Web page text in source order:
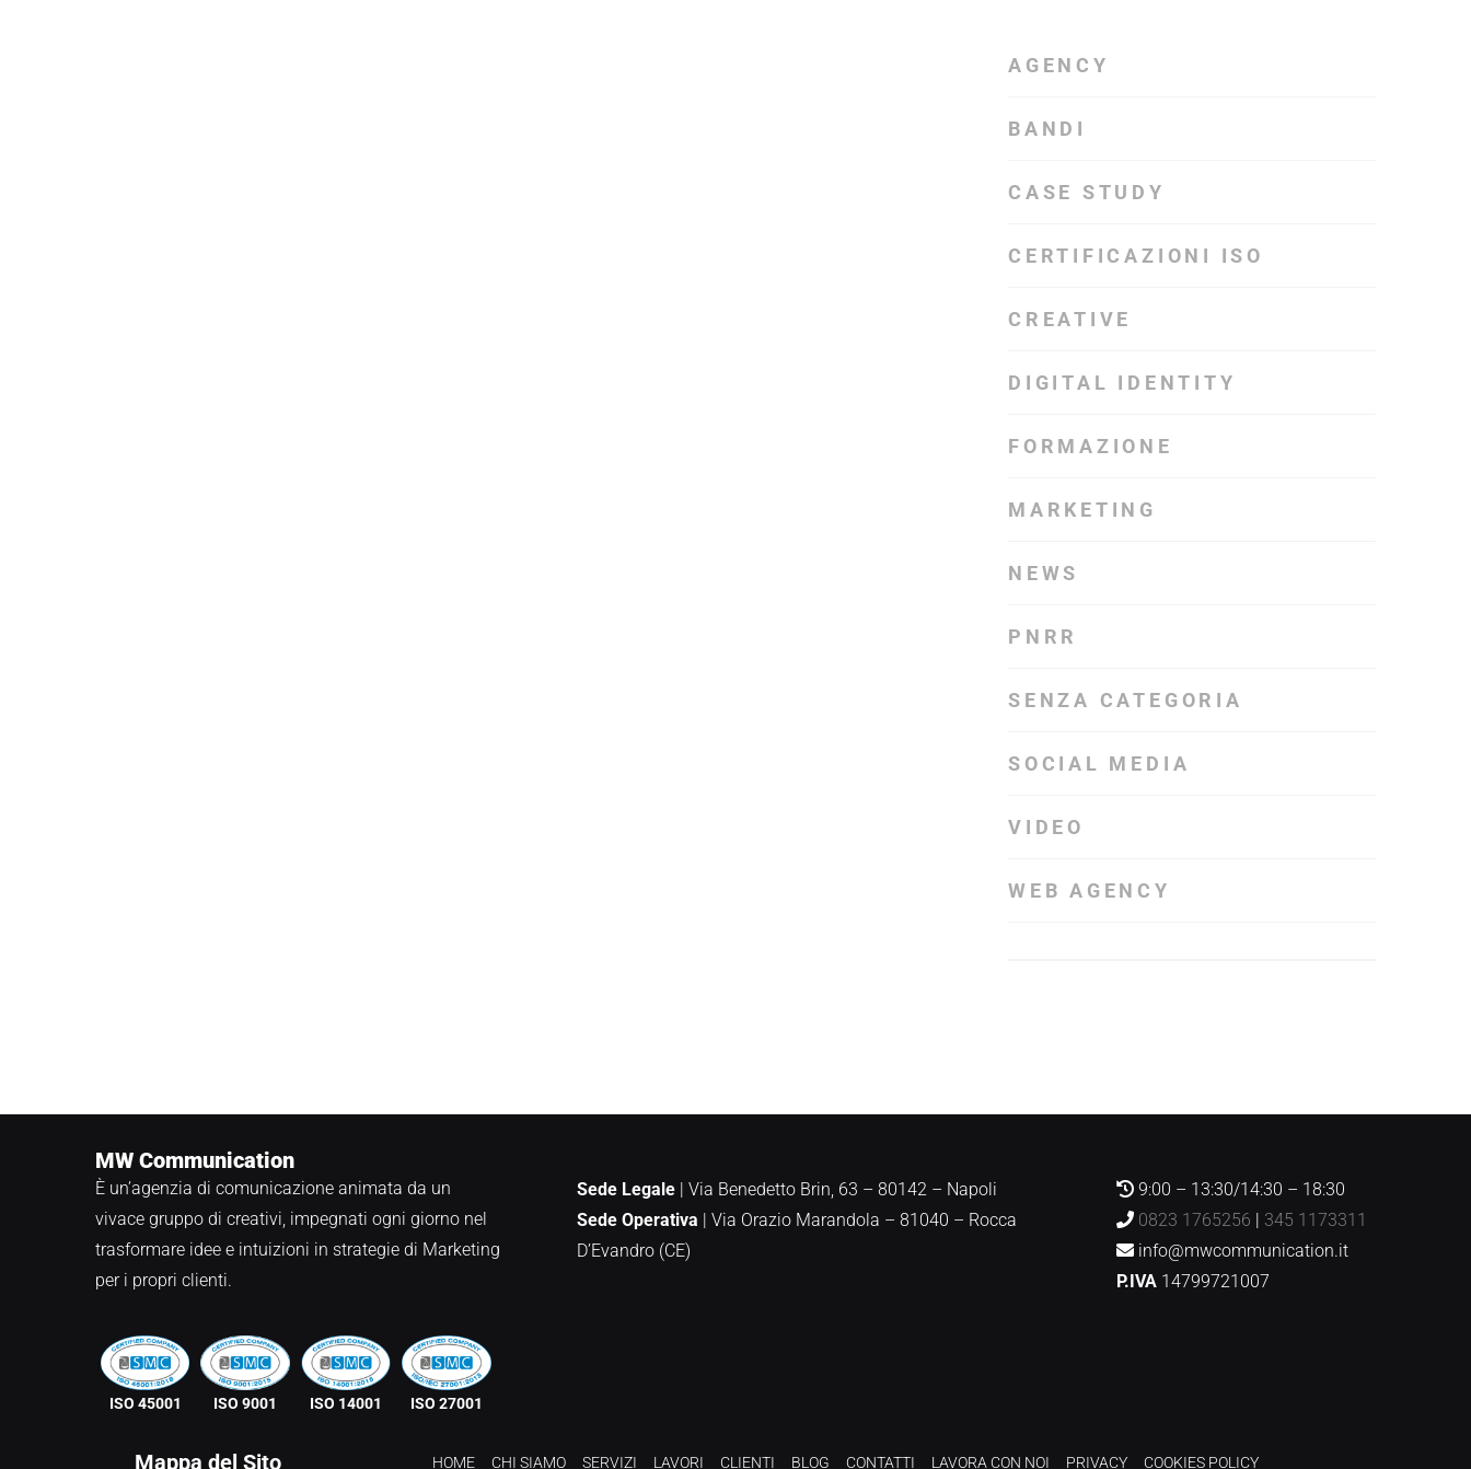
AGENCY
BANDI
CASE STUDY
CERTIFICAZIONI ISO
CREATIVE
DIGITAL IDENTITY
FORMAZIONE
MARKETING
NEWS
PNRR
SENZA CATEGORIA
SOCIAL MEDIA
VIDEO
WEB AGENCY
MW Communication
È un’agenzia di comunicazione animata da un
vivace gruppo di creativi, impegnati ogni giorno nel
trasformare idee e intuizioni in strategie di Marketing
per i propri clienti.
Sede Legale | Via Benedetto Brin, 63 – 80142 – Napoli
Sede Operativa | Via Orazio Marandola – 81040 – Rocca
D’Evandro (CE)
9:00 – 13:30/14:30 – 18:30
0823 1765256 | 345 1173311
info@mwcommunication.it
P.IVA 14799721007
ISO 45001 ISO 9001 ISO 14001 ISO 27001
Mappa del Sito HOME CHI SIAMO SERVIZI LAVORI CLIENTI BLOG CONTATTI LAVORA CON NOI PRIVACY COOKIES POLICY